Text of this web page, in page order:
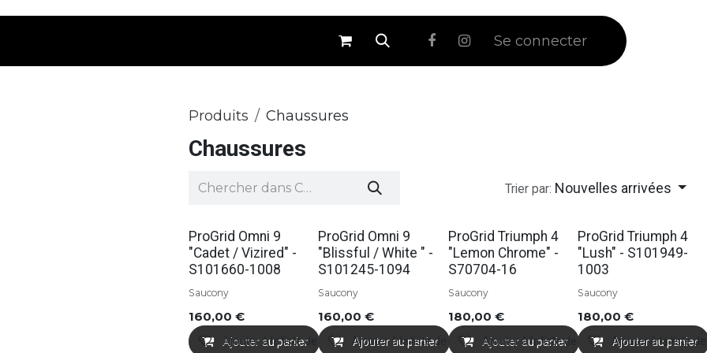
⚪ Soldes Se connecter
Produits Chaussures
Chaussures
Trier par: Nouvelles arrivées
ProGrid Omni 9
"Cadet / Vizired" -
S101660-1008
Saucony
160,00 €
Ajouter au panier
Ajouter à la liste de souhaits
ProGrid Omni 9
"Blissful / White " -
S101245-1094
Saucony
160,00 €
Ajouter au panier
Ajouter à la liste de souhaits
ProGrid Triumph 4
"Lemon Chrome" -
S70704-16
Saucony
180,00 €
Ajouter au panier
Ajouter à la liste de souhaits
ProGrid Triumph 4
"Lush" - S101949-
1003
Saucony
180,00 €
Ajouter au panier
Ajouter à la liste